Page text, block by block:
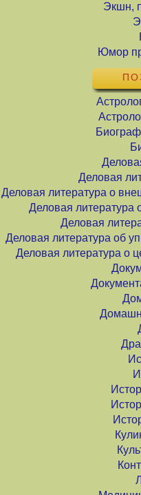
Экшн,
Юмор
Деловая
Деловая литература о
Деловая литература
Деловая
Деловая литература об
Деловая литература о